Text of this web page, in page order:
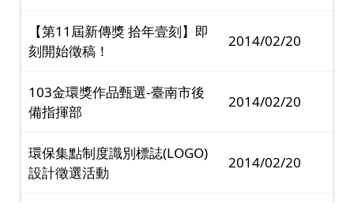
【第11屆新傳獎 拾年壹刻】即
刻開始徵稿！
2014/02/20
103金環獎作品甄選-臺南市後
備指揮部
2014/02/20
環保集點制度識別標誌(LOGO)
設計徵選活動
2014/02/20